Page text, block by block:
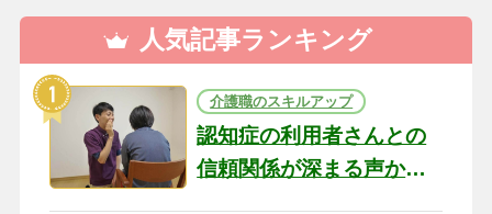
人気記事ランキング
介護職のスキルアップ
認知症の利用者さんとの
信頼関係が深まる声かけ